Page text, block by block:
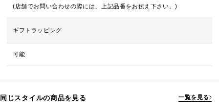
(店舗でお問い合わせの際には、上記品番をお伝え下さい。)
ギフトラッピング
可能
同じスタイルの商品を見る 一覧を見る